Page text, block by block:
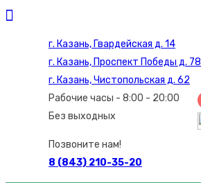
г. Казань, Гвардейская д. 14
г. Казань, Проспект Победы д. 78
г. Казань, Чистопольская д. 62
Рабочие часы - 8:00 - 20:00
Без выходных
Позвоните нам!
8 (843) 210-35-20